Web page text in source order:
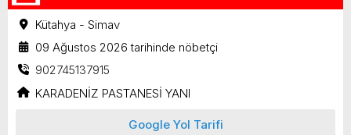
Kütahya - Simav
09 Ağustos 2026 tarihinde nöbetçi
902745137915
KARADENİZ PASTANESİ YANI
Google Yol Tarifi